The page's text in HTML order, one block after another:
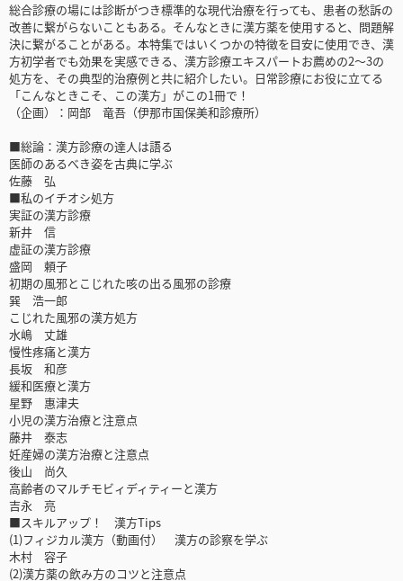
総合診療の場には診断がつき標準的な現代治療を行っても、患者の愁訴の
改善に繋がらないこともある。そんなときに漢方薬を使用すると、問題解
決に繋がることがある。本特集ではいくつかの特徴を目安に使用でき、漢
方初学者でも効果を実感できる、漢方診療エキスパートお薦めの2～3の
処方を、その典型的治療例と共に紹介したい。日常診療にお役に立てる
「こんなときこそ、この漢方」がこの1冊で！
（企画）：岡部 竜吾（伊那市国保美和診療所）
■総論：漢方診療の達人は語る
医師のあるべき姿を古典に学ぶ
佐藤 弘
■私のイチオシ処方
実証の漢方診療
新井 信
虚証の漢方診療
盛岡 頼子
初期の風邪とこじれた咳の出る風邪の診療
巽 浩一郎
こじれた風邪の漢方処方
水嶋 丈雄
慢性疼痛と漢方
長坂 和彦
緩和医療と漢方
星野 惠津夫
小児の漢方治療と注意点
藤井 泰志
妊産婦の漢方治療と注意点
後山 尚久
高齢者のマルチモビィディティーと漢方
吉永 亮
■スキルアップ！ 漢方Tips
(1)フィジカル漢方（動画付） 漢方の診察を学ぶ
木村 容子
(2)漢方薬の飲み方のコツと注意点